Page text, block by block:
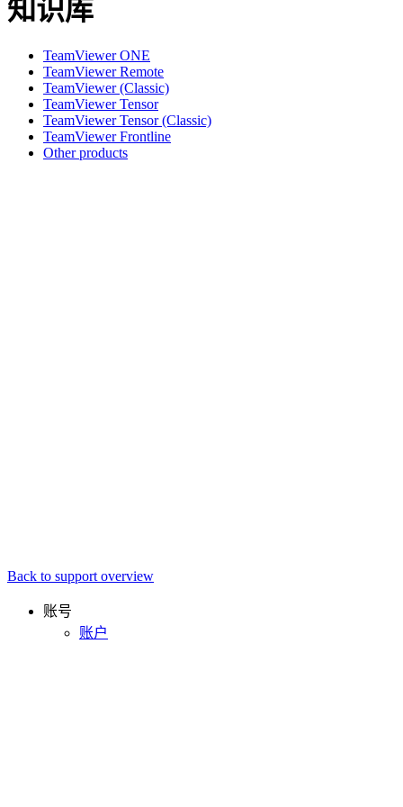
知识库
TeamViewer ONE
TeamViewer Remote
TeamViewer (Classic)
TeamViewer Tensor
TeamViewer Tensor (Classic)
TeamViewer Frontline
Other products
Back to support overview
账号
账户